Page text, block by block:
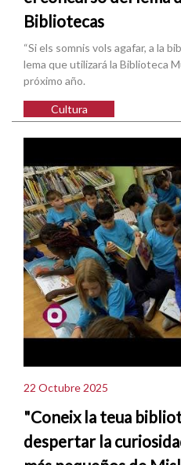
Bibliotecas
“Si els somnis vols agafar, a la
lema que utilizará la Biblioteca
próximo año.
Cultura
22 Octubre 2025
"Coneix la teua
despertar la